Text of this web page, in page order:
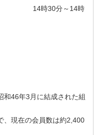
30分～14時
46年3月に結成された組
、現在の会員数は約2,400